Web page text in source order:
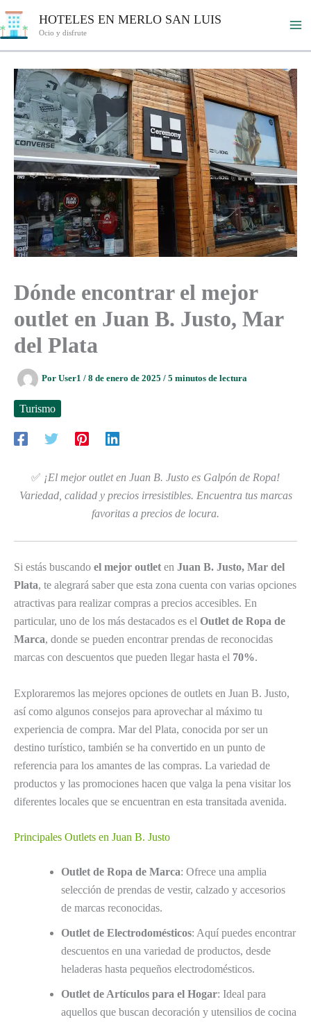
al
HOTELES EN MERLO SAN LUIS
Ocio y disfrute
Dónde encontrar el mejor
outlet en Juan B. Justo, Mar
del Plata
Por User1 / 8 de enero de 2025 / 5 minutos de lectura
Turismo
✅ ¡El mejor outlet en Juan B. Justo es Galpón de Ropa!
Variedad, calidad y precios irresistibles. Encuentra tus marcas
favoritas a precios de locura.
Si estás buscando el mejor outlet en Juan B. Justo, Mar del
Plata, te alegrará saber que esta zona cuenta con varias opciones
atractivas para realizar compras a precios accesibles. En
particular, uno de los más destacados es el Outlet de Ropa de
Marca, donde se pueden encontrar prendas de reconocidas
marcas con descuentos que pueden llegar hasta el 70%.
Exploraremos las mejores opciones de outlets en Juan B. Justo,
así como algunos consejos para aprovechar al máximo tu
experiencia de compra. Mar del Plata, conocida por ser un
destino turístico, también se ha convertido en un punto de
referencia para los amantes de las compras. La variedad de
productos y las promociones hacen que valga la pena visitar los
diferentes locales que se encuentran en esta transitada avenida.
Principales Outlets en Juan B. Justo
Outlet de Ropa de Marca: Ofrece una amplia
selección de prendas de vestir, calzado y accesorios
de marcas reconocidas.
Outlet de Electrodomésticos: Aquí puedes encontrar
descuentos en una variedad de productos, desde
heladeras hasta pequeños electrodomésticos.
Outlet de Artículos para el Hogar: Ideal para
aquellos que buscan decoración y utensilios de cocina